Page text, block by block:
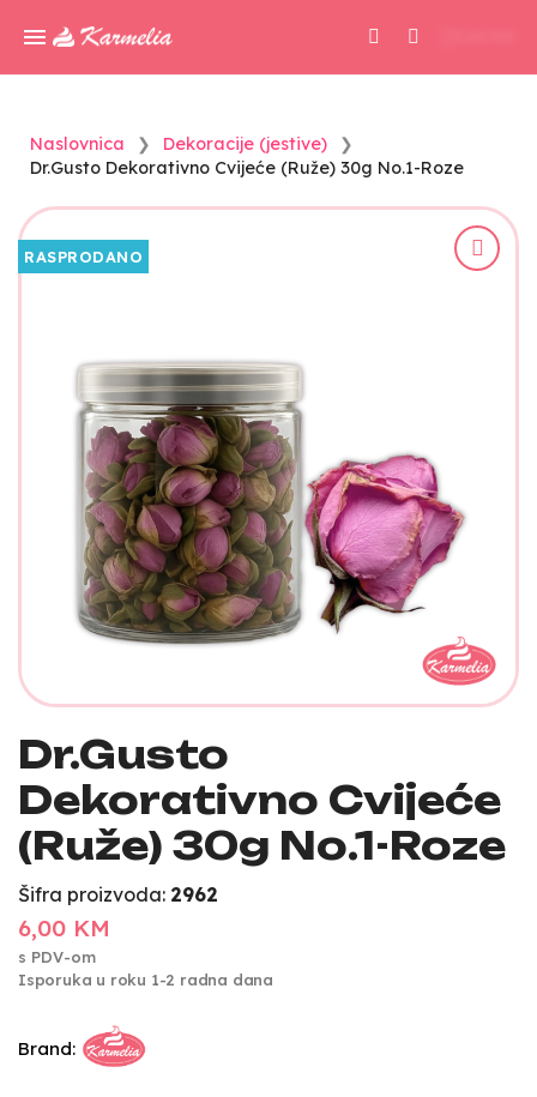
Naslovnica
Dekoracije (jestive)
Dr.Gusto Dekorativno Cvijeće (Ruže) 30g No.1-Roze
RASPRODANO
Dr.Gusto
Dekorativno Cvijeće
(Ruže) 30g No.1-Roze
Šifra proizvoda: 2962
6,00 KM
s PDV-om
Isporuka u roku 1-2 radna dana
Brand: